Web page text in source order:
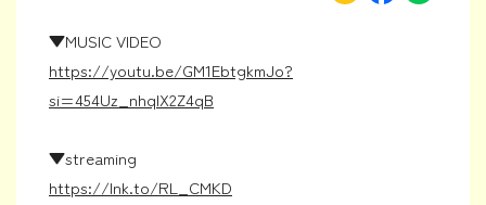
▼MUSIC VIDEO
https://youtu.be/GM1EbtgkmJo?
si=454Uz_nhqlX2Z4qB
▼streaming
https://lnk.to/RL_CMKD